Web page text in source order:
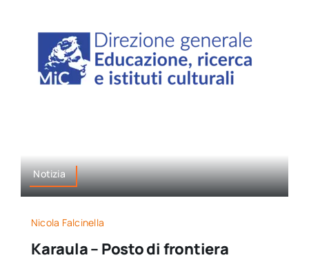
Chi siamo
Cerca
Ita Notizia
Nicola Falcinella
Karaula – Posto di frontiera